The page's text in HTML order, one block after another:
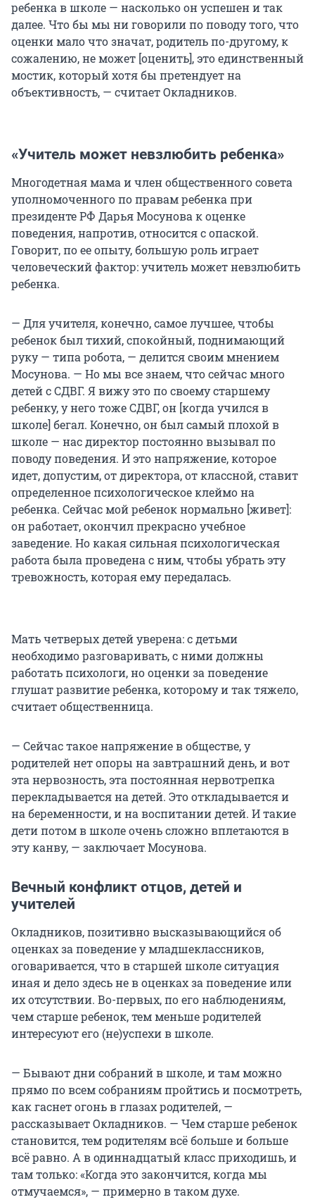
ребенка в школе — насколько он успешен и так
далее. Что бы мы ни говорили по поводу того, что
оценки мало что значат, родитель по-другому, к
сожалению, не может [оценить], это единственный
мостик, который хотя бы претендует на
объективность, — считает Окладников.
«Учитель может невзлюбить ребенка»
Многодетная мама и член общественного совета
уполномоченного по правам ребенка при
президенте РФ Дарья Мосунова к оценке
поведения, напротив, относится с опаской.
Говорит, по ее опыту, большую роль играет
человеческий фактор: учитель может невзлюбить
ребенка.
— Для учителя, конечно, самое лучшее, чтобы
ребенок был тихий, спокойный, поднимающий
руку — типа робота, — делится своим мнением
Мосунова. — Но мы все знаем, что сейчас много
детей с СДВГ. Я вижу это по своему старшему
ребенку, у него тоже СДВГ, он [когда учился в
школе] бегал. Конечно, он был самый плохой в
школе — нас директор постоянно вызывал по
поводу поведения. И это напряжение, которое
идет, допустим, от директора, от классной, ставит
определенное психологическое клеймо на
ребенка. Сейчас мой ребенок нормально [живет]:
он работает, окончил прекрасно учебное
заведение. Но какая сильная психологическая
работа была проведена с ним, чтобы убрать эту
тревожность, которая ему передалась.
Мать четверых детей уверена: с детьми
необходимо разговаривать, с ними должны
работать психологи, но оценки за поведение
глушат развитие ребенка, которому и так тяжело,
считает общественница.
— Сейчас такое напряжение в обществе, у
родителей нет опоры на завтрашний день, и вот
эта нервозность, эта постоянная нервотрепка
перекладывается на детей. Это откладывается и
на беременности, и на воспитании детей. И такие
дети потом в школе очень сложно вплетаются в
эту канву, — заключает Мосунова.
Вечный конфликт отцов, детей и
учителей
Окладников, позитивно высказывающийся об
оценках за поведение у младшеклассников,
оговаривается, что в старшей школе ситуация
иная и дело здесь не в оценках за поведение или
их отсутствии. Во-первых, по его наблюдениям,
чем старше ребенок, тем меньше родителей
интересуют его (не)успехи в школе.
— Бывают дни собраний в школе, и там можно
прямо по всем собраниям пройтись и посмотреть,
как гаснет огонь в глазах родителей, —
рассказывает Окладников. — Чем старше ребенок
становится, тем родителям всё больше и больше
всё равно. А в одиннадцатый класс приходишь, и
там только: «Когда это закончится, когда мы
отмучаемся», — примерно в таком духе.